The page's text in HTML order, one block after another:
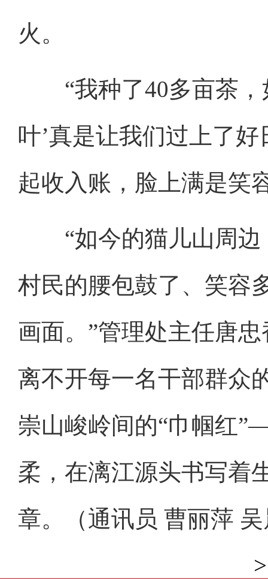
火。
“我种了40多亩茶，
叶’真是让我们过上了
起收入账，脸上满是笑
“如今的猫儿山周边
村民的腰包鼓了、笑容
画面。”管理处主任唐
离不开每一名干部群众
崇山峻岭间的“巾帼红
柔，在漓江源头书写着
章。（通讯员 曹丽萍